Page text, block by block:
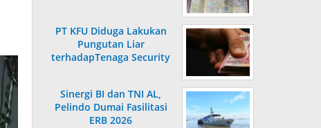
PT KFU Diduga Lakukan
Pungutan Liar
terhadapTenaga Security
Sinergi BI dan TNI AL,
Pelindo Dumai Fasilitasi
ERB 2026